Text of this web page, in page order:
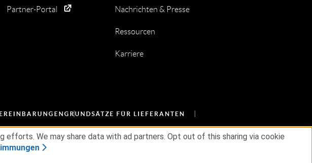
Partner-Portal Nachrichten & Presse
Ressourcen
Karriere
GRUNDSÄTZE FÜR LIEFERANTEN
We may share data with ad partners. Opt out of this sharing via cookie